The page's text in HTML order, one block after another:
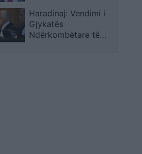
neveritshme”, rrezik
për kandidaturën e
Beogradit në OSBE
Haradinaj: Vendimi i
Gjykatës
Ndërkombëtare të